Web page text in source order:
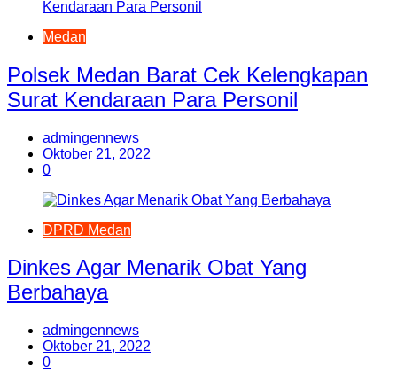
Medan
Polsek Medan Barat Cek Kelengkapan
Surat Kendaraan Para Personil
admingennews
Oktober 21, 2022
0
DPRD Medan
Dinkes Agar Menarik Obat Yang
Berbahaya
admingennews
Oktober 21, 2022
0